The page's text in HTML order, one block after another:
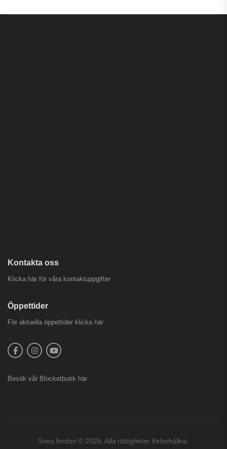
Kontakta oss
Klicka här för våra kontaktuppgifter
Öppettider
För aktuella öppettider klicka här
Besök vår Blocketbutik här
Svea fordon © 2026. Alla rättigheter förbehållna.